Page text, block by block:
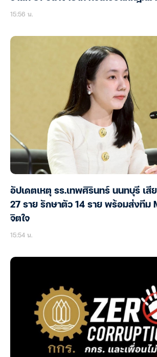
15:56 น.
อัปเดตเหตุ รร.เทพศิรินทร์ นนทบุรี เสี
27 ราย รักษาตัว 14 ราย พร้อมส่งทีม
จิตใจ
15:54 น.